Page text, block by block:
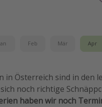
Feb Mär Apr
Österreich sind in den
noch richtige
haben wir noch